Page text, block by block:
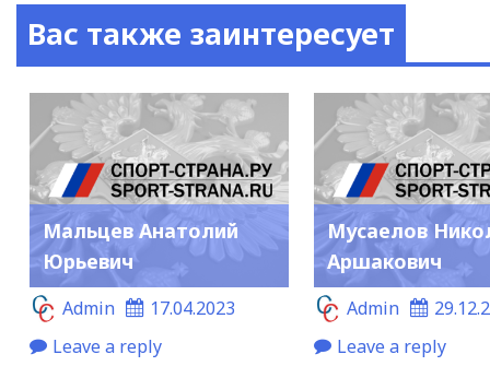
Вас также заинтересует
Мальцев Анатолий
Юрьевич
Admin
17.04.2023
Leave a reply
Мусаелов
Аршакович
Admin
Leave a reply